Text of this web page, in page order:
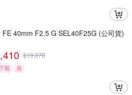
FE 40mm F2.5 G SEL40F25G (公司貨)
$19,378
殺
券